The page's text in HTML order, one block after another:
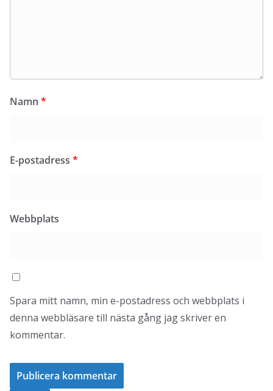
Namn *
E-postadress *
Webbplats
Spara mitt namn, min e-postadress och webbplats i
denna webbläsare till nästa gång jag skriver en
kommentar.